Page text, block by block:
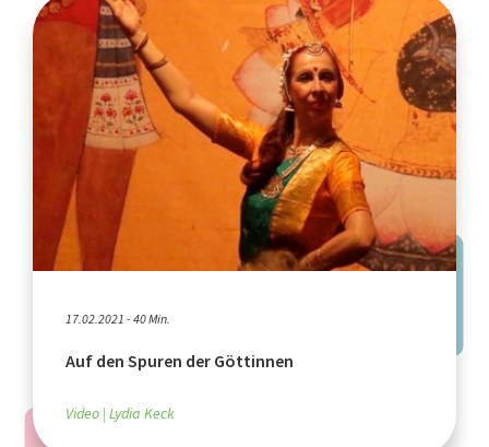
17.02.2021 - 40 Min.
Auf den Spuren der Göttinnen
Video Lydia Keck